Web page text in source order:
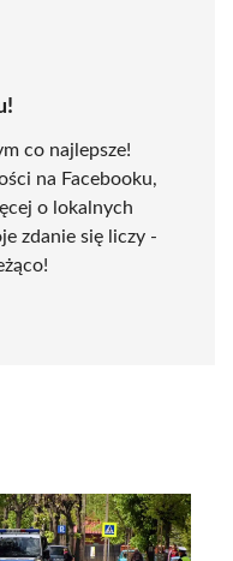
co najlepsze!
na Facebooku,
o lokalnych
zdanie się liczy -